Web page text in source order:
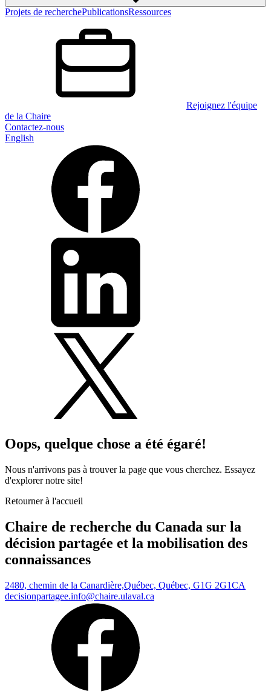
Projets de recherchePublicationsRessources
Rejoignez l'équipe
de la Chaire
Contactez-nous
English
Oops, quelque chose a été égaré!
Nous n'arrivons pas à trouver la page que vous cherchez. Essayez
d'explorer notre site!
Retourner à l'accueil
Chaire de recherche du Canada sur la
décision partagée et la mobilisation des
connaissances
2480, chemin de la Canardière,Québec, Québec, G1G 2G1CA
decisionpartagee.info@chaire.ulaval.ca